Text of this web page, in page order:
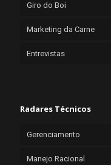
Giro do Boi
Marketing da Carne
Entrevistas
Radares Técnicos
Gerenciamento
Manejo Racional